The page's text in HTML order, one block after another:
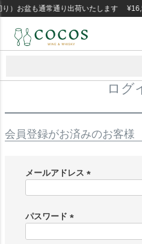
）お盆も通常通り出荷いたします
ログ
会員登録がお済みのお客様
メールアドレス
)
パスワード